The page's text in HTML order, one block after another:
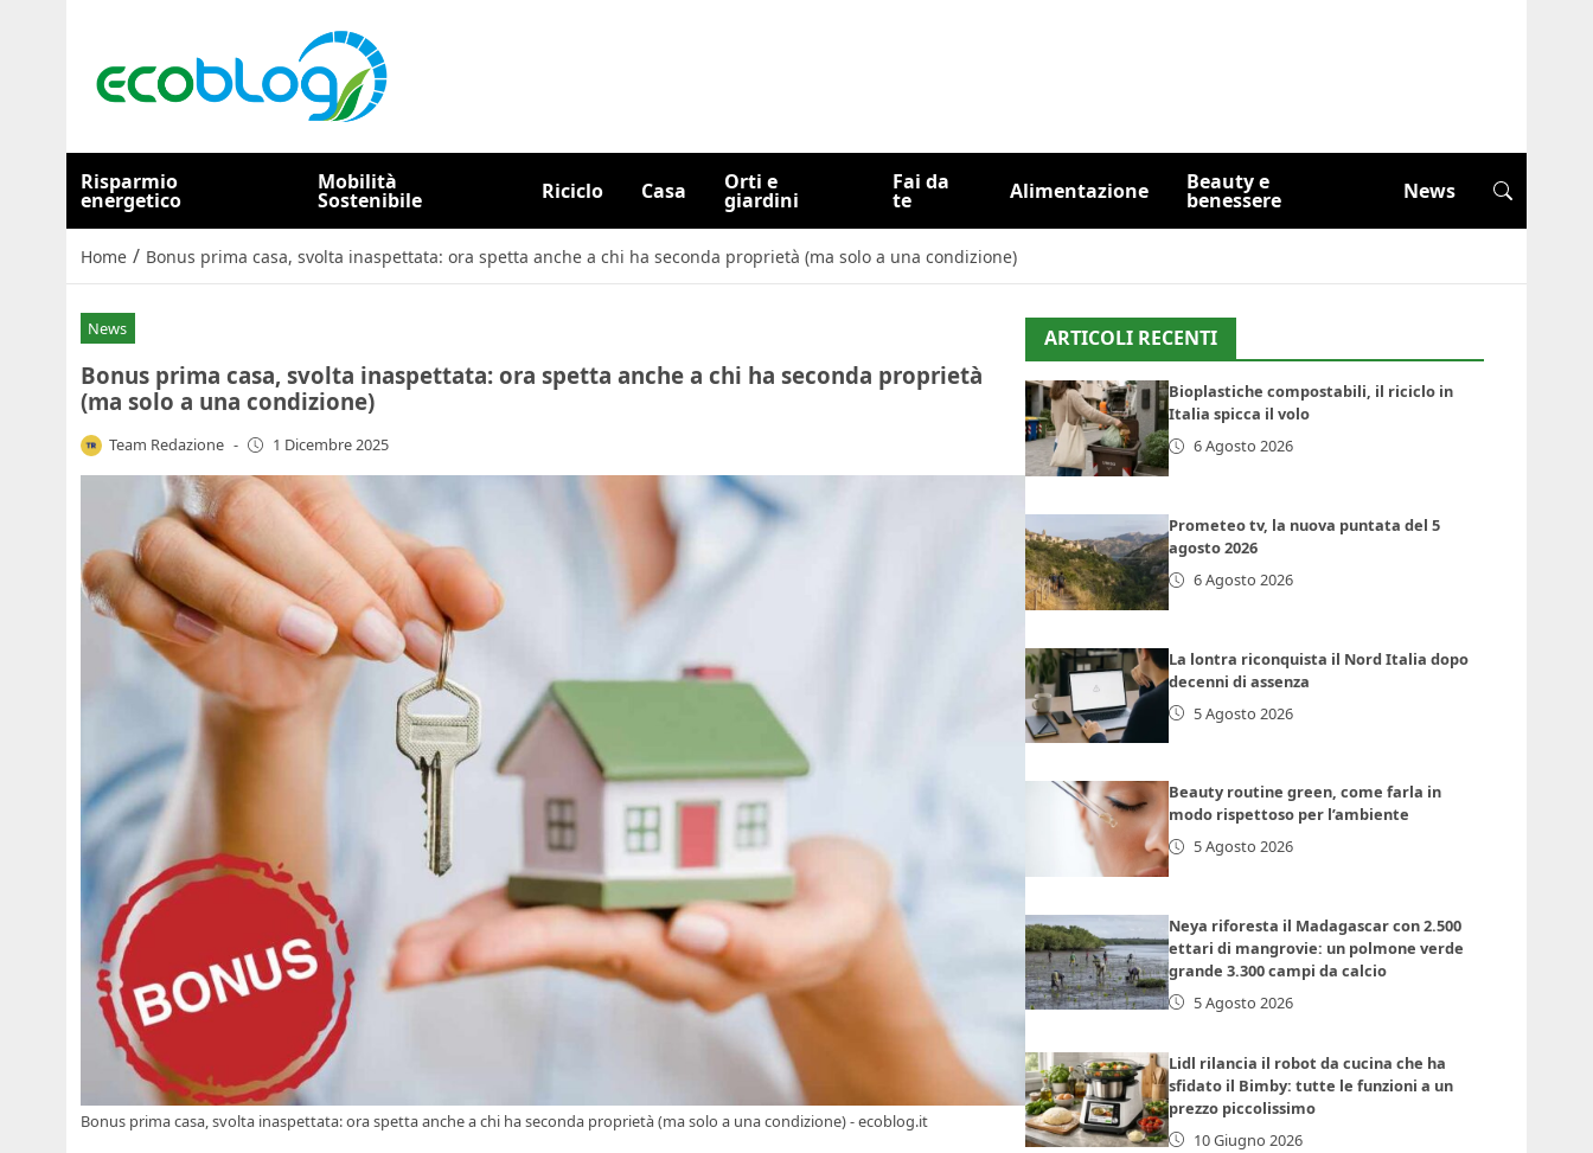
Risparmio
energetico
Mobilità
Sostenibile Riciclo Casa Orti e
giardini
Fai da
te Alimentazione Beauty e
benessere News
Home / Bonus prima casa, svolta inaspettata: ora spetta anche a chi ha seconda proprietà (ma solo a una condizione)
News
Bonus prima casa, svolta inaspettata: ora spetta anche a chi ha seconda proprietà
(ma solo a una condizione)
Team Redazione - 1 Dicembre 2025
Bonus prima casa, svolta inaspettata: ora spetta anche a chi ha seconda proprietà (ma solo a una condizione) - ecoblog.it
ARTICOLI RECENTI
Bioplastiche compostabili, il riciclo in
Italia spicca il volo
6 Agosto 2026
Prometeo tv, la nuova puntata del 5
agosto 2026
6 Agosto 2026
La lontra riconquista il Nord Italia dopo
decenni di assenza
5 Agosto 2026
Beauty routine green, come farla in
modo rispettoso per l’ambiente
5 Agosto 2026
Neya riforesta il Madagascar con 2.500
ettari di mangrovie: un polmone verde
grande 3.300 campi da calcio
5 Agosto 2026
Lidl rilancia il robot da cucina che ha
sfidato il Bimby: tutte le funzioni a un
prezzo piccolissimo
10 Giugno 2026